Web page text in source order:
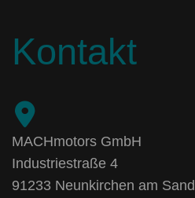
Kontakt
MACHmotors GmbH
Industriestraße 4
91233 Neunkirchen am Sand